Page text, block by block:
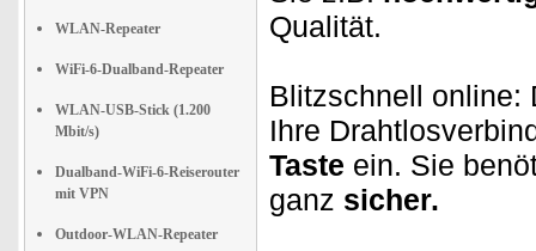
WLAN-Repeater
WiFi-6-Dualband-Repeater
WLAN-USB-Stick (1.200
Mbit/s)
Dualband-WiFi-6-Reiserouter
mit VPN
Outdoor-WLAN-Repeater
Qualität.
Blitzschnell online:
Ihre
Taste ein. Sie
ganz sicher.